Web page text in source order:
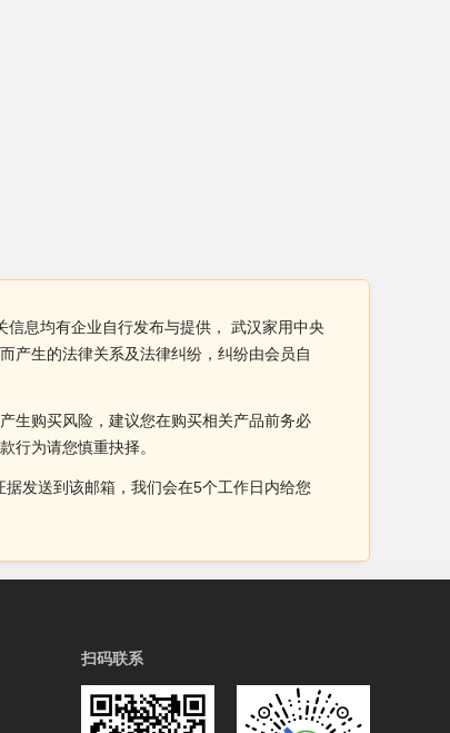
息均有企业自行发布与提供， 武汉家用中央
产生的法律关系及法律纠纷，纠纷由会员自
生购买风险，建议您在购买相关产品前务必
行为请您慎重抉择。
发送到该邮箱，我们会在5个工作日内给您
扫码联系